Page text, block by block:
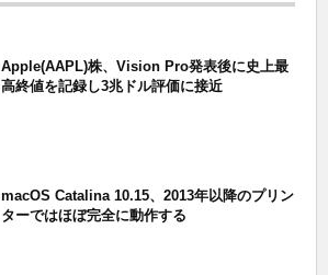
Apple(AAPL)株、Vision Pro発表後に史上最
高終値を記録し3兆ドル評価に接近
macOS Catalina 10.15、2013年以降のプリン
ターではほぼ完全に動作する